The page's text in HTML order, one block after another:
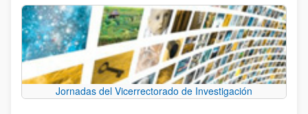
Jornadas del Vicerrectorado de Investigación